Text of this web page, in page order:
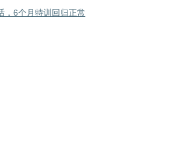
，6个月特训回归正常